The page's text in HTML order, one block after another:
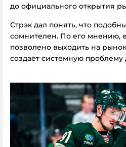
до официального открытия
Стрэк дал понять, что
сомнителен. По его мнению,
позволено выходить на
создаёт системную проблему